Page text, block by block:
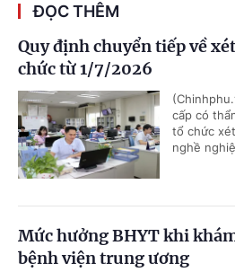
ĐỌC THÊM
Quy định chuyển tiếp về
chức từ 1/7/2026
cấp có
tổ chức
nghề
Mức hưởng BHYT khi
bệnh viện trung ương